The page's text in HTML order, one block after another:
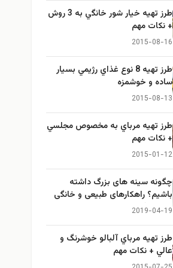
طرز تهيه خیار شور خانگي به 3 روش
+ نكات مهم
2015-08-16
طرز تهيه 8 نوع غذاي رژيمي بسيار
ساده و خوشمزه
2015-08-13
طرز تهيه مرباي به مخصوص مجلسي
+ نكات مهم
2015-01-12
چگونه سینه های بزرگ داشته
باشیم؟ راهکارهای طبیعی و خانگی
برای بزرگ کردن سینه
2019-04-19
طرز تهيه مرباي آلبالو خوشرنگ و
عالي + نكات مهم